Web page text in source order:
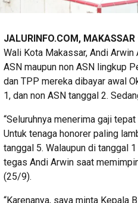
JALURINFO.COM, MAKASSAR
Wali Kota Makassar, Andi
ASN maupun non ASN lingkup
dan TPP mereka dibayar awal
1, dan non ASN tanggal 2.
“Seluruhnya menerima gaji
Untuk tenaga honorer paling
tanggal 5. Walaupun di tanggal
tegas Andi Arwin saat
(25/9).
“Karenanya, saya minta Kepala